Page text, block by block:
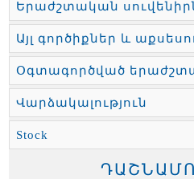
Երաժշտական
Այլ գործիքներ և
Օգտագործված
Վարձակալություն
Stock